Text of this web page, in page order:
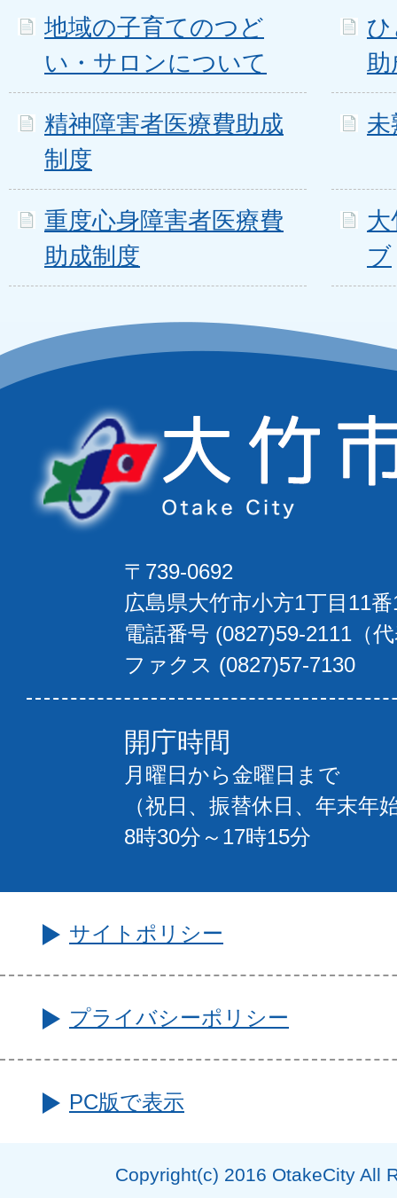
地域の子育てのつど
い・サロンについて
精神障害者医療費助成
制度
未
重度心身障害者医療費
助成制度
大
ブ
〒739-0692
広島県大竹市小方1丁目11
電話番号 (0827)59-2111（
ファクス (0827)57-7130
開庁時間
月曜日から金曜日まで
（祝日、振替休日、年末年
8時30分～17時15分
サイトポリシー
プライバシーポリシー
PC版で表示
Copyright(c) 2016 OtakeCity All